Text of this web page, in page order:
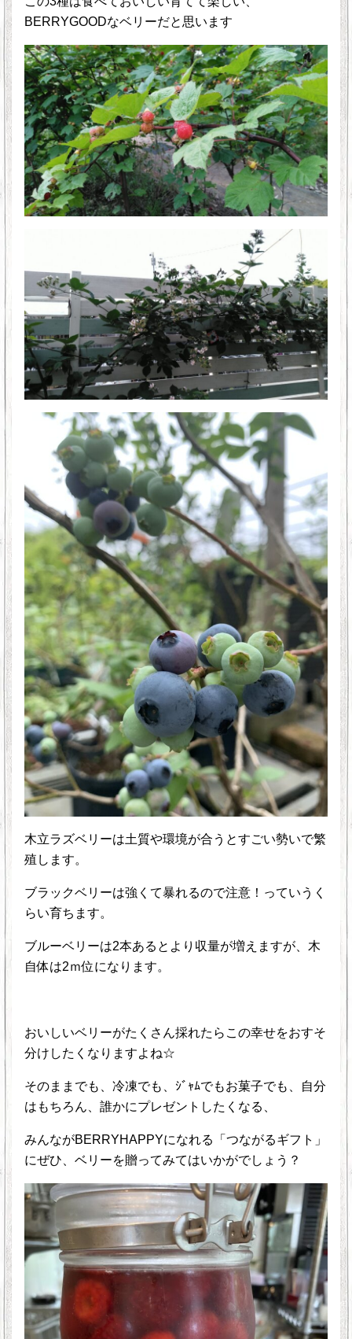
BERRYGOODなベリーだと思います
木立ラズベリーは土質や環境が合うとすごい勢いで繁
殖します。
ブラックベリーは強くて暴れるので注意！っていうく
らい育ちます。
ブルーベリーは2本あるとより収量が増えますが、木
自体は2ｍ位になります。
おいしいベリーがたくさん採れたらこの幸せをおすそ
分けしたくなりますよね☆
そのままでも、冷凍でも、ｼﾞｬﾑでもお菓子でも、自分
はもちろん、誰かにプレゼントしたくなる、
みんながBERRYHAPPYになれる「つながるギフト」
にぜひ、ベリーを贈ってみてはいかがでしょう？